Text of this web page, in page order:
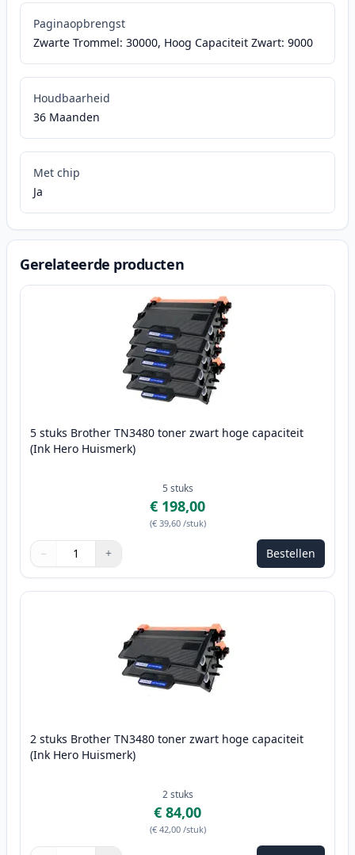
Paginaopbrengst
Zwarte Trommel: 30000, Hoog Capaciteit Zwart: 9000
Houdbaarheid
36 Maanden
Met chip
Ja
Gerelateerde producten
5 stuks Brother TN3480 toner zwart hoge capaciteit
(Ink Hero Huismerk)
5 stuks
€ 198,00
(€ 39,60 /stuk)
Aantal
Gebruik de knoppen om aan te passen
− +
Aantal 1 Bestellen
2 stuks Brother TN3480 toner zwart hoge capaciteit
(Ink Hero Huismerk)
2 stuks
€ 84,00
(€ 42,00 /stuk)